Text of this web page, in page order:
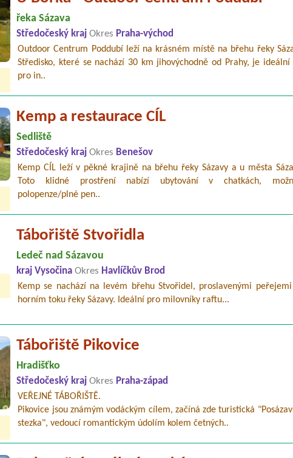
řeka Sázava
Středočeský krajOkres Praha-východ
Outdoor Centrum Poddubí leží na krásném místě na břehu řeky
Středisko, které se nachází 30 km jihovýchodně od Prahy, je ideální
pro in..
Kemp a restaurace CÍL
Sedliště
Středočeský krajOkres Benešov
Kemp CÍL leží v pěkné krajině na břehu řeky Sázavy a u města
Toto klidné prostření nabízí ubytování v chatkách,
polopenze/plné pen..
Tábořiště Stvořidla
Ledeč nad Sázavou
kraj VysočinaOkres Havlíčkův Brod
Kemp se nachází na levém břehu Stvořidel, proslavenými
horním toku řeky Sázavy. Ideální pro milovníky raftu...
Tábořiště Pikovice
Hradišťko
Středočeský krajOkres Praha-západ
VEŘEJNÉ TÁBOŘIŠTĚ.
Pikovice jsou známým vodáckým cílem, začíná zde turistická
stezka", vedoucí romantickým údolím kolem četných..